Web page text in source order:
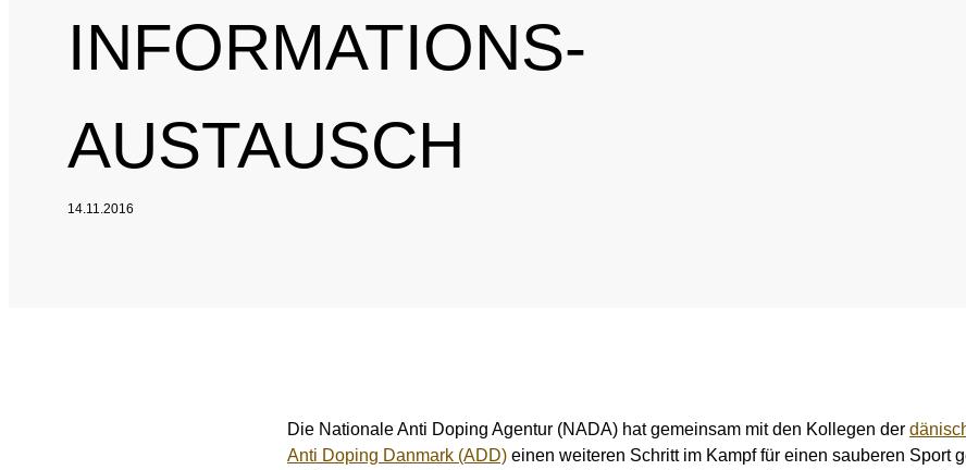
INFORMATIONS­
AUSTAUSCH
14.11.2016
Die Nationale Anti Doping Agentur (NADA) hat gemeinsam mit den Kollegen der
Anti Doping Danmark (ADD) einen weiteren Schritt im Kampf für einen sauberen Sport